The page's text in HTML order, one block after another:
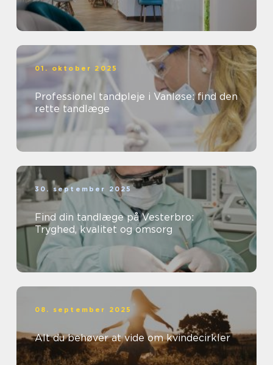
01. oktober 2025
Professionel tandpleje i Vanløse: find den
rette tandlæge
30. september 2025
Find din tandlæge på Vesterbro:
Tryghed, kvalitet og omsorg
08. september 2025
Alt du behøver at vide om kvindecirkler